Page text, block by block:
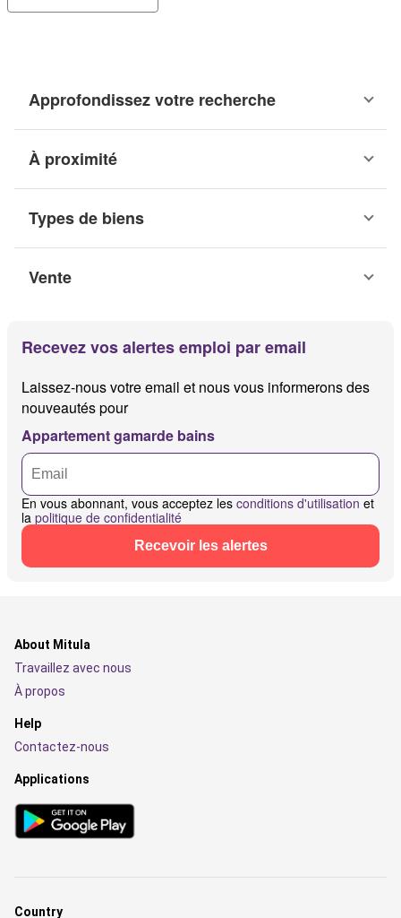
Approfondissez votre recherche
À proximité
Types de biens
Vente
Recevez vos alertes emploi par email
Laissez-nous votre email et nous vous informerons des
nouveautés pour
Appartement gamarde bains
En vous abonnant, vous acceptez les conditions d'utilisation et
la politique de confidentialité
Recevoir les alertes
About Mitula
Travaillez avec nous
À propos
Help
Contactez-nous
Applications
Country